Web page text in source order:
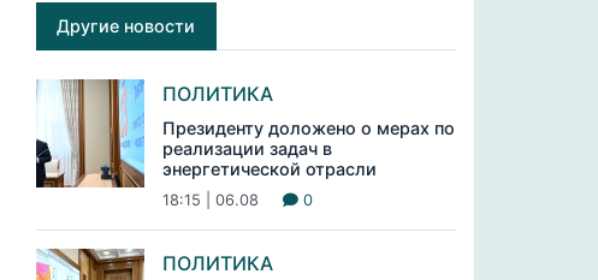
Другие новости
ПОЛИТИКА
Президенту доложено о мерах по
реализации задач в
энергетической отрасли
18:15 | 06.08 0
ПОЛИТИКА